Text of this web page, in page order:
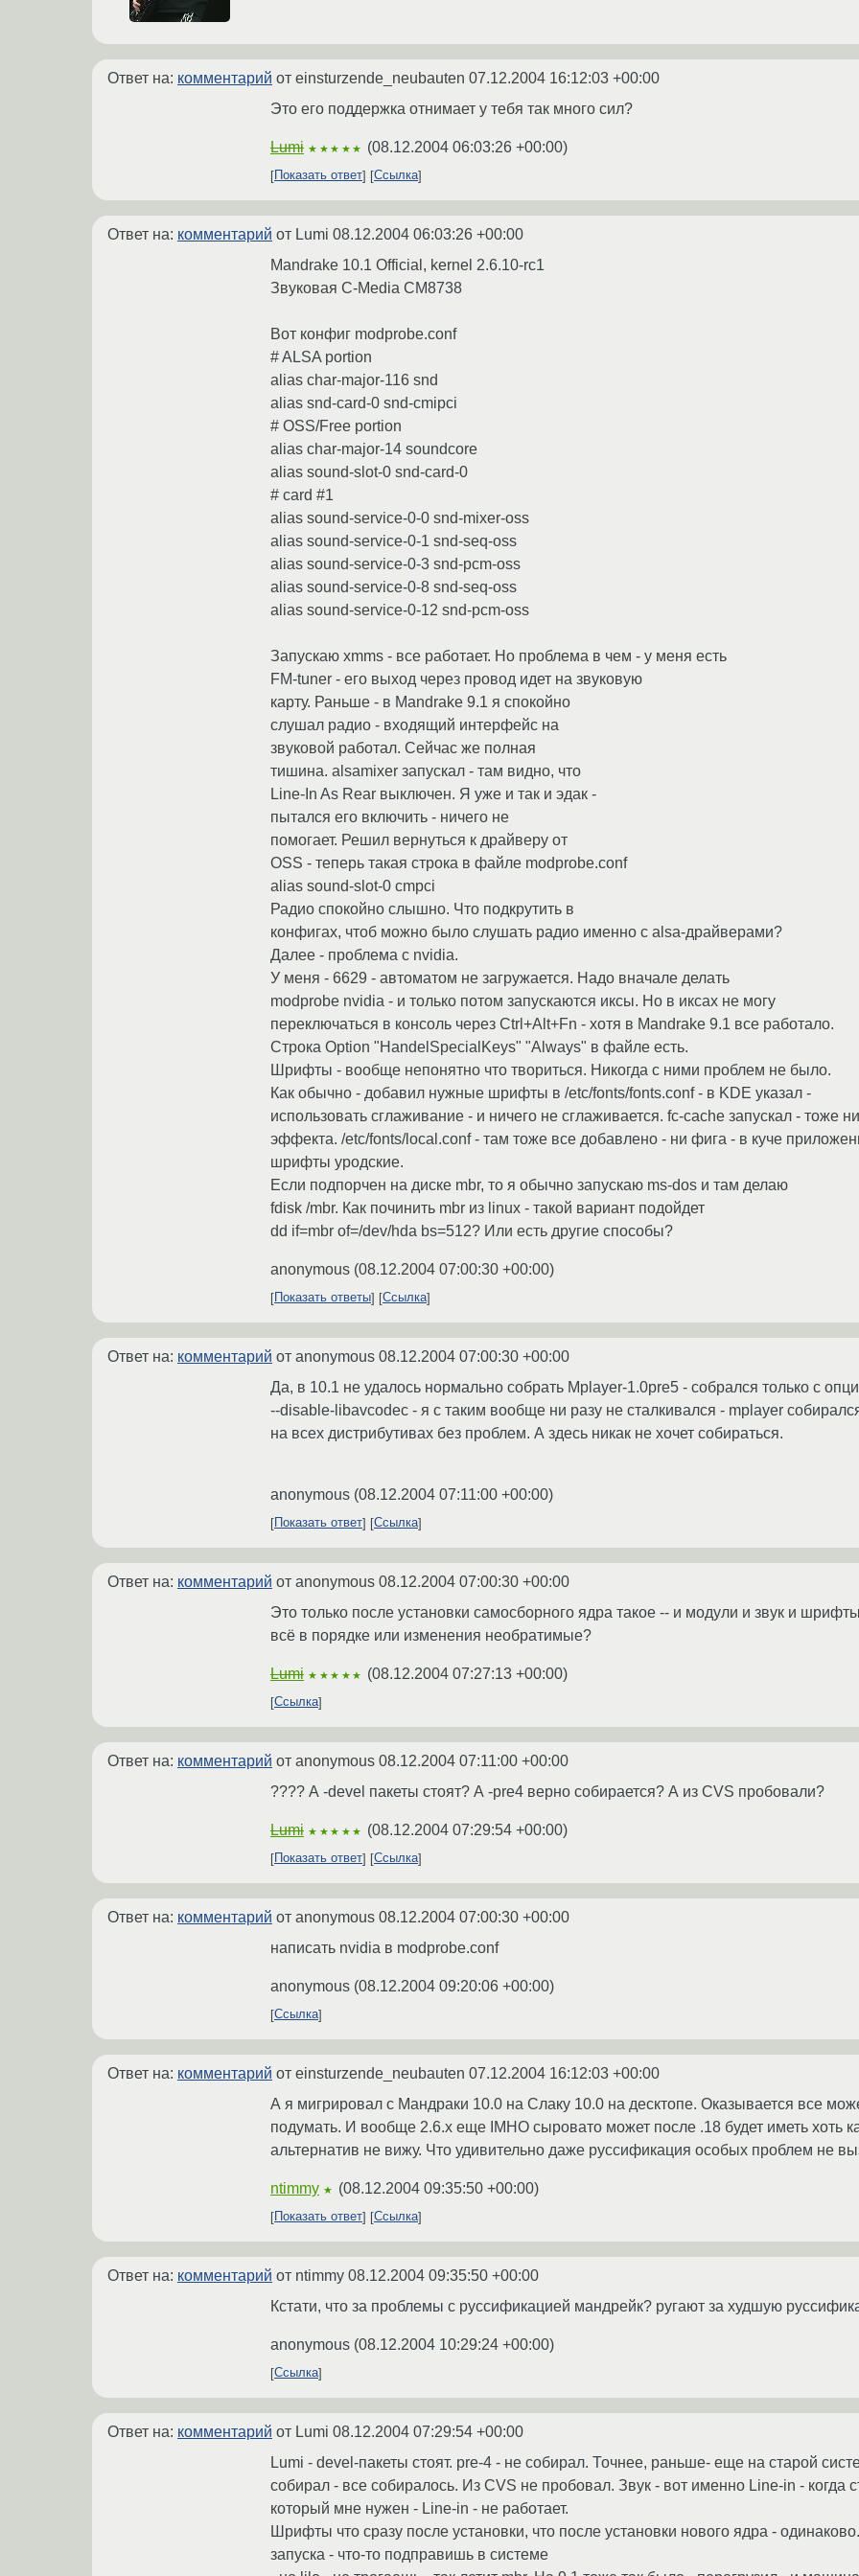
Ответ на: комментарий от einsturzende_neubauten 07.12.2004 16:12:03 +00:00
Это его поддержка отнимает у тебя так много сил?
Lumi ★★★★★ (08.12.2004 06:03:26 +00:00)
Показать ответ Ссылка
Ответ на: комментарий от Lumi 08.12.2004 06:03:26 +00:00
Mandrake 10.1 Official, kernel 2.6.10-rc1
Звуковая C-Media CM8738
Вот конфиг modprobe.conf
# ALSA portion
alias char-major-116 snd
alias snd-card-0 snd-cmipci
# OSS/Free portion
alias char-major-14 soundcore
alias sound-slot-0 snd-card-0
# card #1
alias sound-service-0-0 snd-mixer-oss
alias sound-service-0-1 snd-seq-oss
alias sound-service-0-3 snd-pcm-oss
alias sound-service-0-8 snd-seq-oss
alias sound-service-0-12 snd-pcm-oss
Запускаю xmms - все работает. Но проблема в чем - у меня есть
FM-tuner - его выход через провод идет на звуковую
карту. Раньше - в Mandrake 9.1 я спокойно
слушал радио - входящий интерфейс на
звуковой работал. Сейчас же полная
тишина. alsamixer запускал - там видно, что
Line-In As Rear выключен. Я уже и так и эдак -
пытался его включить - ничего не
помогает. Решил вернуться к драйверу от
OSS - теперь такая строка в файле modprobe.conf
alias sound-slot-0 cmpci
Радио спокойно слышно. Что подкрутить в
конфигах, чтоб можно было слушать радио именно с alsa-драйверами?
Далее - проблема с nvidia.
У меня - 6629 - автоматом не загружается. Надо вначале делать
modprobe nvidia - и только потом запускаются иксы. Но в иксах не могу
переключаться в консоль через Ctrl+Alt+Fn - хотя в Mandrake 9.1 все работало.
Строка Option "HandelSpecialKeys" "Always" в файле есть.
Шрифты - вообще непонятно что твориться. Никогда с ними проблем не было.
Как обычно - добавил нужные шрифты в /etc/fonts/fonts.conf - в KDE указал -
использовать сглаживание - и ничего не сглаживается. fc-cache запускал - тоже
эффекта. /etc/fonts/local.conf - там тоже все добавлено - ни фига - в куче
шрифты уродские.
Если подпорчен на диске mbr, то я обычно запускаю ms-dos и там делаю
fdisk /mbr. Как починить mbr из linux - такой вариант подойдет
dd if=mbr of=/dev/hda bs=512? Или есть другие способы?
anonymous (08.12.2004 07:00:30 +00:00)
Показать ответы Ссылка
Ответ на: комментарий от anonymous 08.12.2004 07:00:30 +00:00
Да, в 10.1 не удалось нормально собрать Mplayer-1.0pre5 - собрался только с
--disable-libavcodec - я с таким вообще ни разу не сталкивался - mplayer
на всех дистрибутивах без проблем. А здесь никак не хочет собираться.
anonymous (08.12.2004 07:11:00 +00:00)
Показать ответ Ссылка
Ответ на: комментарий от anonymous 08.12.2004 07:00:30 +00:00
Это только после установки самосборного ядра такое -- и модули и звук и
всё в порядке или изменения необратимые?
Lumi ★★★★★ (08.12.2004 07:27:13 +00:00)
Ссылка
Ответ на: комментарий от anonymous 08.12.2004 07:11:00 +00:00
???? А -devel пакеты стоят? А -pre4 верно собирается? А из CVS пробовали?
Lumi ★★★★★ (08.12.2004 07:29:54 +00:00)
Показать ответ Ссылка
Ответ на: комментарий от anonymous 08.12.2004 07:00:30 +00:00
написать nvidia в modprobe.conf
anonymous (08.12.2004 09:20:06 +00:00)
Ссылка
Ответ на: комментарий от einsturzende_neubauten 07.12.2004 16:12:03 +00:00
А я мигрировал с Мандраки 10.0 на Слаку 10.0 на десктопе. Оказывается все
подумать. И вообще 2.6.х еще IMHO сыровато может после .18 будет иметь хоть
альтернатив не вижу. Что удивительно даже руссификация особых проблем не
ntimmy ★ (08.12.2004 09:35:50 +00:00)
Показать ответ Ссылка
Ответ на: комментарий от ntimmy 08.12.2004 09:35:50 +00:00
Кстати, что за проблемы с руссификацией мандрейк? ругают за худшую
anonymous (08.12.2004 10:29:24 +00:00)
Ссылка
Ответ на: комментарий от Lumi 08.12.2004 07:29:54 +00:00
Lumi - devel-пакеты стоят. pre-4 - не собирал. Точнее, раньше- еще на старой
собирал - все собиралось. Из CVS не пробовал. Звук - вот именно Line-in - когда
который мне нужен - Line-in - не работает.
Шрифты что сразу после установки, что после установки нового ядра -
запуска - что-то подправишь в системе